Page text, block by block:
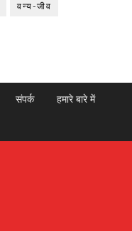
वन्य-जीव
संपर्क
हमारे बारे में